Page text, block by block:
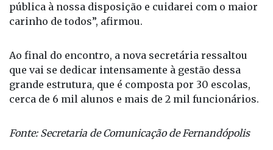
pública à nossa disposição e cuidarei com o maior
carinho de todos”, afirmou.
Ao final do encontro, a nova secretária ressaltou
que vai se dedicar intensamente à gestão dessa
grande estrutura, que é composta por 30 escolas,
cerca de 6 mil alunos e mais de 2 mil funcionários.
Fonte: Secretaria de Comunicação de Fernandópolis